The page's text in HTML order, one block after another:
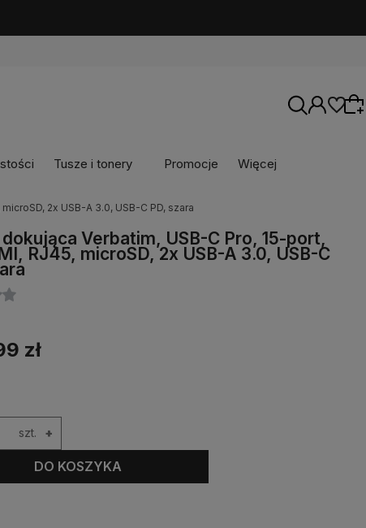
Wybierz coś dla siebie z naszej aktualnej
oferty lub zaloguj się, aby przywrócić dodane
produkty do listy z poprzedniej sesji.
Tusze i tonery Promocje Więcej
2x USB-A 3.0, USB-C PD, szara
Verbatim, USB-C Pro, 15-port,
RJ45, microSD, 2x USB-A 3.0, USB-C
zł
szt. +
DO KOSZYKA